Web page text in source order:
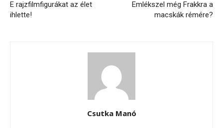
E rajzfilmfigurákat az élet
ihlette!
Emlékszel még Frakkra a
macskák rémére?
Csutka Manó